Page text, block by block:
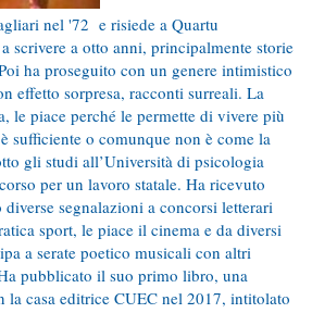
nel '72 e risiede a Quartu
scrivere a otto anni, principalmente storie
ha proseguito con un genere intimistico
effetto sorpresa, racconti surreali. La
le piace perché le permette di vivere più
sufficiente o comunque non è come la
gli studi all’Università di psicologia
per un lavoro statale. Ha ricevuto
segnalazioni a concorsi letterari
sport, le piace il cinema e da diversi
a serate poetico musicali con altri
pubblicato il suo primo libro, una
la casa editrice CUEC nel 2017, intitolato